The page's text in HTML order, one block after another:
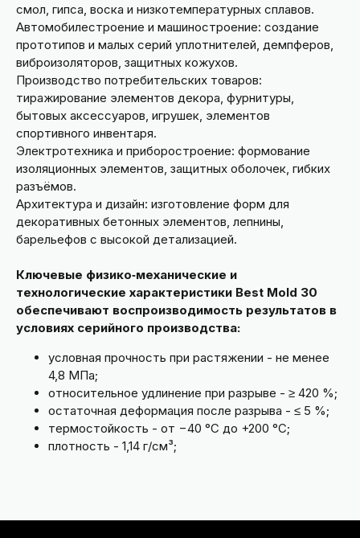
смол, гипса, воска и низкотемпературных сплавов.
Автомобилестроение и машиностроение: создание
прототипов и малых серий уплотнителей, демпферов,
виброизоляторов, защитных кожухов.
Производство потребительских товаров:
тиражирование элементов декора, фурнитуры,
бытовых аксессуаров, игрушек, элементов
спортивного инвентаря.
Электротехника и приборостроение: формование
изоляционных элементов, защитных оболочек, гибких
разъёмов.
Архитектура и дизайн: изготовление форм для
декоративных бетонных элементов, лепнины,
барельефов с высокой детализацией.
Ключевые физико‑механические и
технологические характеристики Best Mold 30
обеспечивают воспроизводимость результатов в
условиях серийного производства:
условная прочность при растяжении - не менее
4,8 МПа;
относительное удлинение при разрыве - ≥ 420 %;
остаточная деформация после разрыва - ≤ 5 %;
термостойкость - от −40 °C до +200 °C;
плотность - 1,14 г/см³;